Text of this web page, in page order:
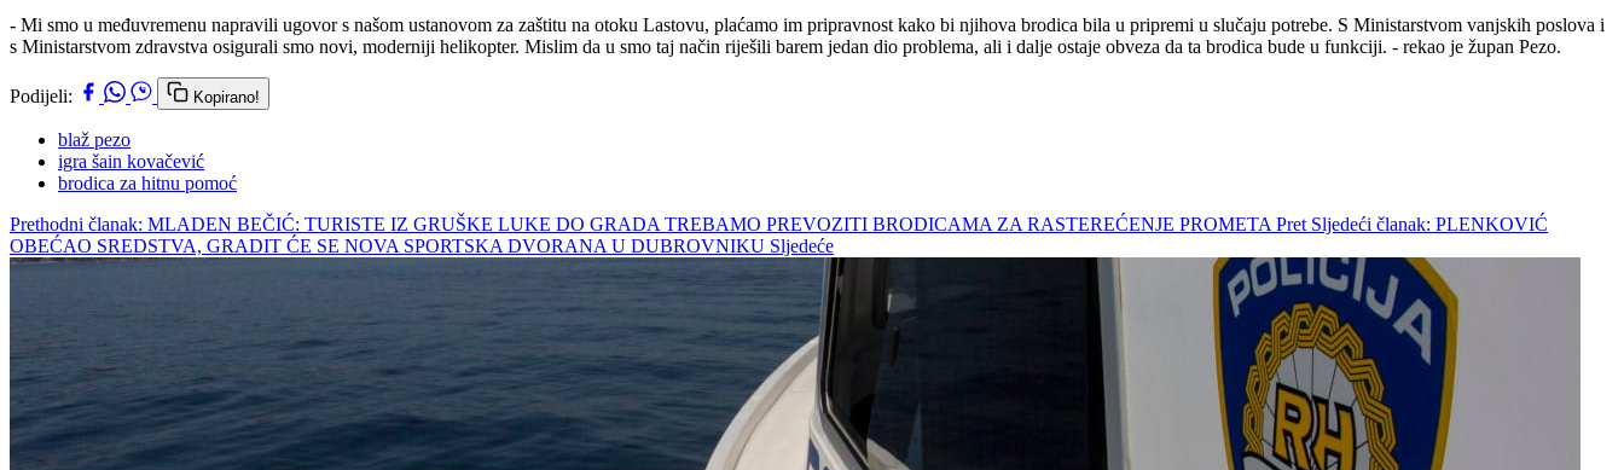
- Mi smo u međuvremenu napravili ugovor s našom ustanovom za zaštitu na otoku Lastovu, plaćamo im pripravnost kako bi njihova brodica bila u pripremi u slučaju potrebe. S Ministarstvom vanjskih poslova i
s Ministarstvom zdravstva osigurali smo novi, moderniji helikopter. Mislim da u smo taj način riješili barem jedan dio problema, ali i dalje ostaje obveza da ta brodica bude u funkciji. - rekao je župan Pezo.
Podijeli: Kopirano!
blaž pezo
igra šain kovačević
brodica za hitnu pomoć
Prethodni članak: MLADEN BEČIĆ: TURISTE IZ GRUŠKE LUKE DO GRADA TREBAMO PREVOZITI BRODICAMA ZA RASTEREĆENJE PROMETA Pret Sljedeći članak: PLENKOVIĆ
OBEĆAO SREDSTVA, GRADIT ĆE SE NOVA SPORTSKA DVORANA U DUBROVNIKU Sljedeće